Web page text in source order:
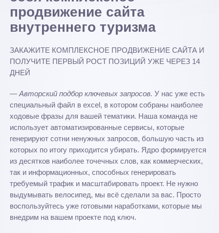
продвижение сайта
внутреннего туризма
ЗАКАЖИТЕ КОМПЛЕКСНОЕ ПРОДВИЖЕНИЕ САЙТА И
ПОЛУЧИТЕ ПЕРВЫЙ РОСТ ПОЗИЦИЙ УЖЕ ЧЕРЕЗ 14
ДНЕЙ
— Авторский подбор ключевых запросов. У нас уже есть
специальный файл в excel, в котором собраны наиболее
ходовые фразы для вашей тематики. Наша команда не
использует автоматизированные сервисы, которые
генерируют сотни ненужных запросов, большую часть из
которых по итогу приходится убирать. Ядро формируется
из десятков наиболее точечных слов, как коммерческих,
так и информационных, способных генерировать
требуемый трафик и масштабировать проект. Не нужно
выдумывать велосипед, мы всё сделали за вас. Просто
воспользуйтесь уже готовыми наработками, которые мы
внедрим на вашем проекте под ключ.